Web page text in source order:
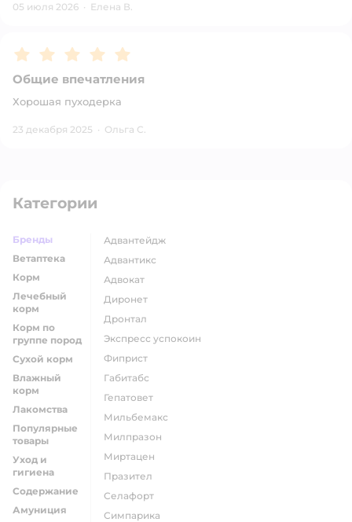
05 июля 2026 · Елена В.
Рейтинг:5
Общие впечатления
Хорошая пуходерка
23 декабря 2025 · Ольга С.
Категории
Бренды
Ветаптека
Корм
Лечебный
корм
Корм по
группе пород
Сухой корм
Влажный
корм
Лакомства
Популярные
товары
Уход и
гигиена
Содержание
Амуниция
адвантейдж
адвантикс
адвокат
диронет
дронтал
экспресс успокоин
фиприст
габитабс
гепатовет
мильбемакс
милпразон
миртацен
празител
селафорт
симпарика